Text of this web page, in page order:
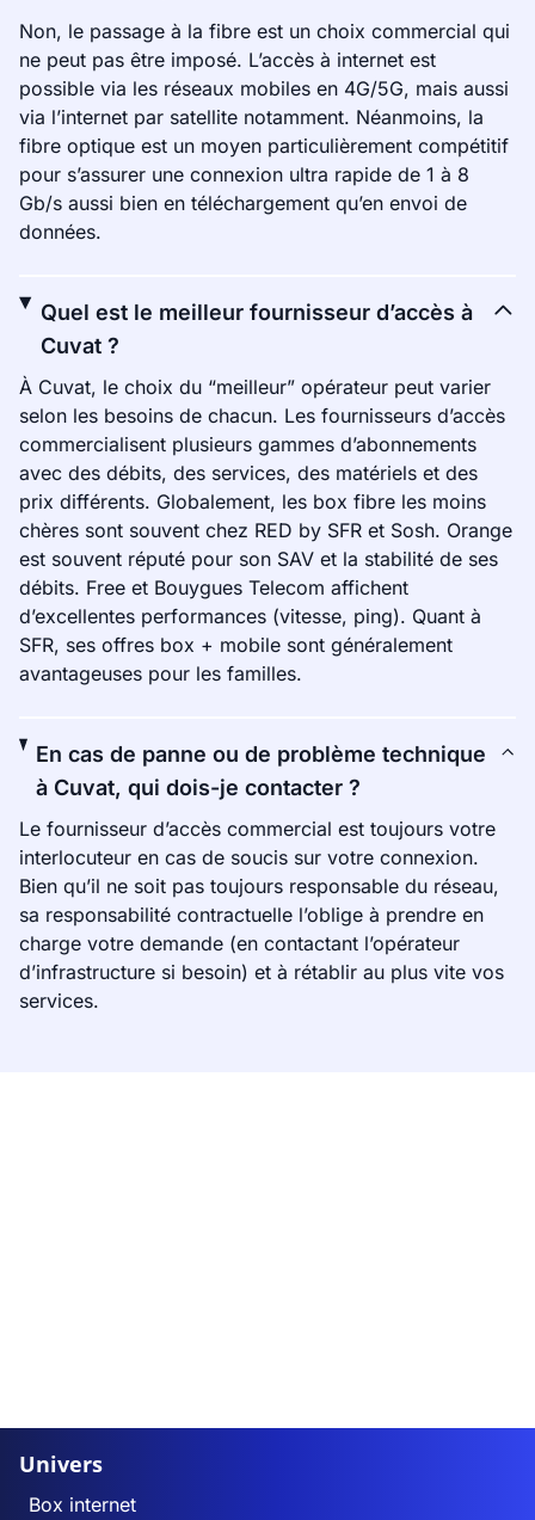
Non, le passage à la fibre est un choix commercial qui
ne peut pas être imposé. L’accès à internet est
possible via les réseaux mobiles en 4G/5G, mais aussi
via l’internet par satellite notamment. Néanmoins, la
fibre optique est un moyen particulièrement compétitif
pour s’assurer une connexion ultra rapide de 1 à 8
Gb/s aussi bien en téléchargement qu’en envoi de
données.
Quel est le meilleur fournisseur d’accès à
Cuvat ?
À Cuvat, le choix du “meilleur” opérateur peut varier
selon les besoins de chacun. Les fournisseurs d’accès
commercialisent plusieurs gammes d’abonnements
avec des débits, des services, des matériels et des
prix différents. Globalement, les box fibre les moins
chères sont souvent chez RED by SFR et Sosh. Orange
est souvent réputé pour son SAV et la stabilité de ses
débits. Free et Bouygues Telecom affichent
d’excellentes performances (vitesse, ping). Quant à
SFR, ses offres box + mobile sont généralement
avantageuses pour les familles.
En cas de panne ou de problème technique
à Cuvat, qui dois-je contacter ?
Le fournisseur d’accès commercial est toujours votre
interlocuteur en cas de soucis sur votre connexion.
Bien qu’il ne soit pas toujours responsable du réseau,
sa responsabilité contractuelle l’oblige à prendre en
charge votre demande (en contactant l’opérateur
d’infrastructure si besoin) et à rétablir au plus vite vos
services.
Univers
Box internet